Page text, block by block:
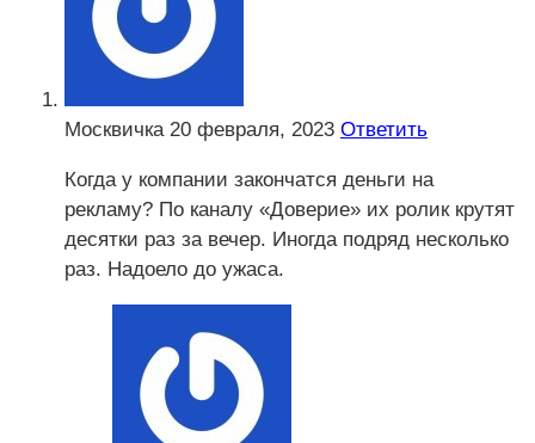
Москвичка 20 февраля, 2023 Ответить
Когда у компании закончатся деньги на
рекламу? По каналу «Доверие» их ролик крутят
десятки раз за вечер. Иногда подряд несколько
раз. Надоело до ужаса.